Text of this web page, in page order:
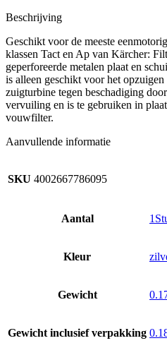
Beschrijving
Geschikt voor de meeste
klassen Tact en Ap van Kärcher:
geperforeerde metalen plaat en
is alleen geschikt voor het
zuigturbine tegen beschadiging
vervuiling en is te gebruiken in
vouwfilter.
Aanvullende informatie
SKU 4002667786095
Aantal
Kleur
Gewicht
Gewicht inclusief verpakking